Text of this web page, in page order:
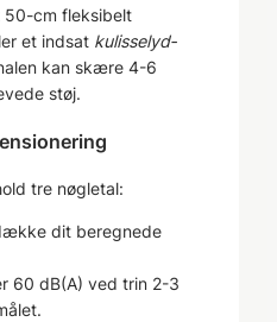
50-cm fleksibelt
et indsat kulisselyd­
kan skære 4-6
støj.
tre nøgletal:
dit beregnede
60 dB(A) ved trin 2-3